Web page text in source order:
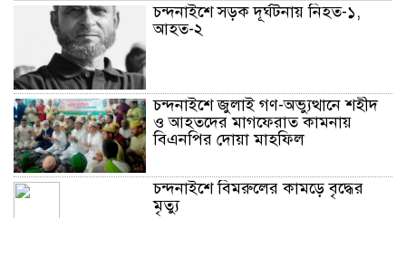
চন্দনাইশে সড়ক দূর্ঘটনায় নিহত-১,
আহত-২
চন্দনাইশে জুলাই গণ-অভ্যুত্থানে শহীদ
ও আহতদের মাগফেরাত কামনায়
বিএনপির দোয়া মাহফিল
চন্দনাইশে বিমরুলের কামড়ে বৃদ্ধের
মৃত্যু